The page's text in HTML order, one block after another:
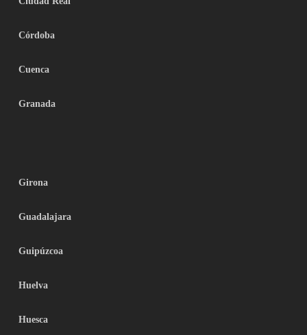
Córdoba
Cuenca
Granada
Girona
Guadalajara
Guipúzcoa
Huelva
Huesca